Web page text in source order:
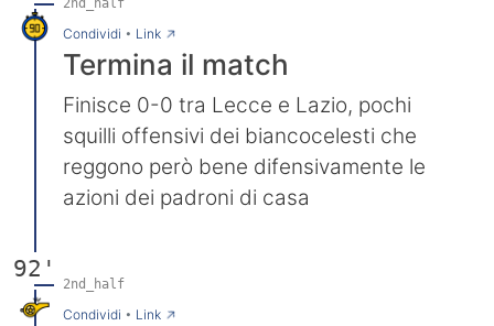
2nd_half
Condividi • Link→
Termina il match
Finisce 0-0 tra Lecce e Lazio, pochi
squilli offensivi dei biancocelesti che
reggono però bene difensivamente le
azioni dei padroni di casa
92'
2nd_half
Condividi • Link→